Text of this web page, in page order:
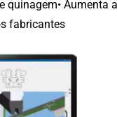
quinagem• Aumenta a
fabricantes